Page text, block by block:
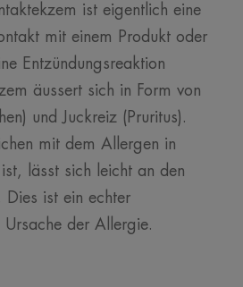
ist eigentlich eine
mit einem Produkt oder
Entzündungsreaktion
äussert sich in Form von
und Juckreiz (Pruritus).
mit dem Allergen in
lässt sich leicht an den
Dies ist ein echter
der Allergie.